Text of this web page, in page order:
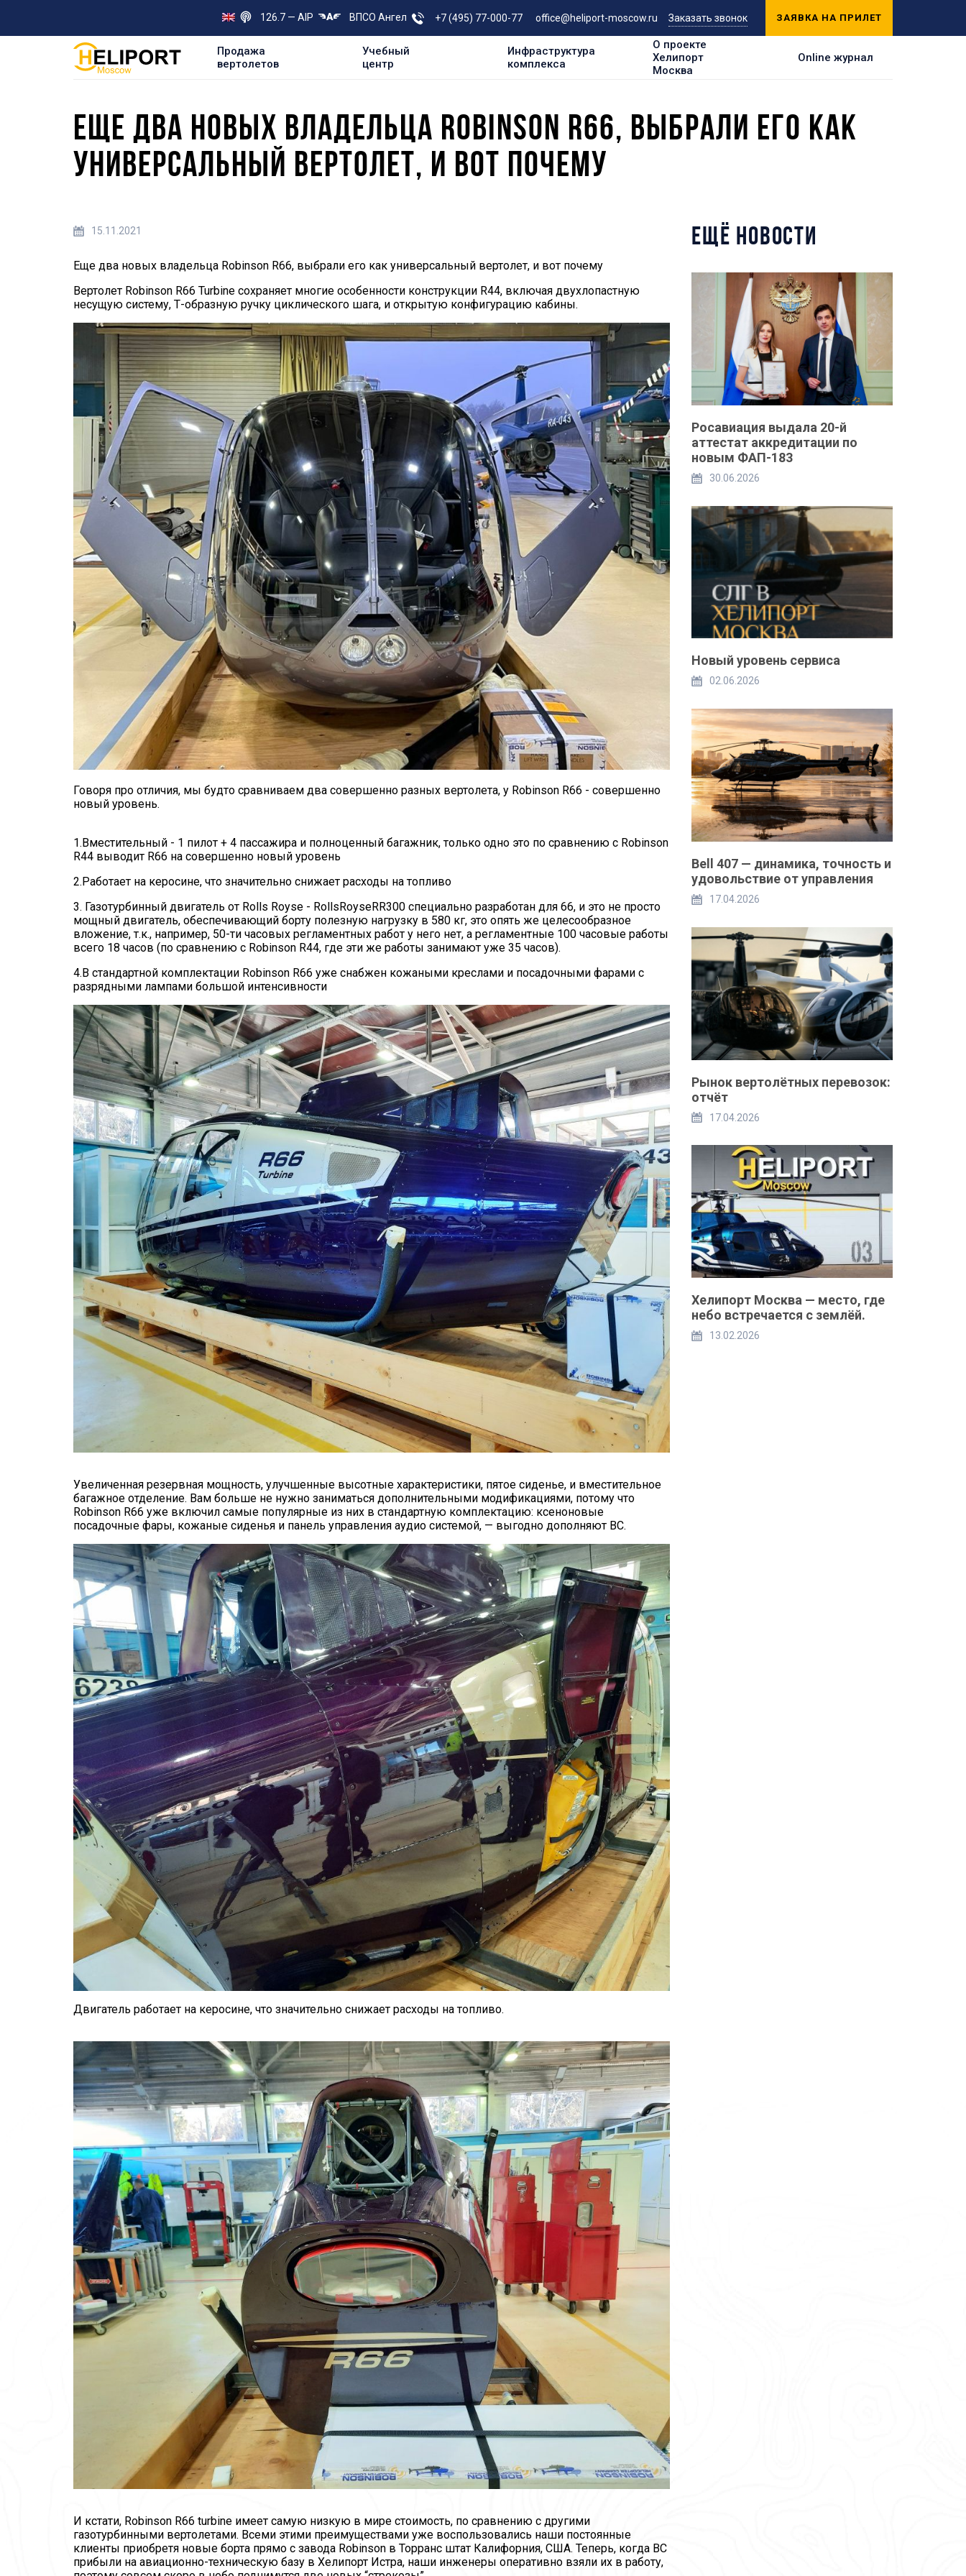
126.7 — AIP ВПСО Ангел +7 (495) 77-000-77 office@heliport-moscow.ru Заказать звонок ЗАЯВКА НА ПРИЛЕТ
Продажа
вертолетов
Учебный
центр
Инфраструктура
комплекса
О проекте
Хелипорт
Москва
Online журнал
ЕЩЕ ДВА НОВЫХ ВЛАДЕЛЬЦА ROBINSON R66, ВЫБРАЛИ ЕГО КАК
УНИВЕРСАЛЬНЫЙ ВЕРТОЛЕТ, И ВОТ ПОЧЕМУ
15.11.2021
Еще два новых владельца Robinson R66, выбрали его как универсальный вертолет, и вот почему
Вертолет Robinson R66 Turbine сохраняет многие особенности конструкции R44, включая двухлопастную
несущую систему, Т-образную ручку циклического шага, и открытую конфигурацию кабины.
Говоря про отличия, мы будто сравниваем два совершенно разных вертолета, у Robinson R66 - совершенно
новый уровень.
1.Вместительный - 1 пилот + 4 пассажира и полноценный багажник, только одно это по сравнению с Robinson
R44 выводит R66 на совершенно новый уровень
2.Работает на керосине, что значительно снижает расходы на топливо
3. Газотурбинный двигатель от Rolls Royse - RollsRoyseRR300 специально разработан для 66, и это не просто
мощный двигатель, обеспечивающий борту полезную нагрузку в 580 кг, это опять же целесообразное
вложение, т.к., например, 50-ти часовых регламентных работ у него нет, а регламентные 100 часовые работы
всего 18 часов (по сравнению с Robinson R44, где эти же работы занимают уже 35 часов).
4.В стандартной комплектации Robinson R66 уже снабжен кожаными креслами и посадочными фарами с
разрядными лампами большой интенсивности
Увеличенная резервная мощность, улучшенные высотные характеристики, пятое сиденье, и вместительное
багажное отделение. Вам больше не нужно заниматься дополнительными модификациями, потому что
Robinson R66 уже включил самые популярные из них в стандартную комплектацию: ксеноновые
посадочные фары, кожаные сиденья и панель управления аудио системой, — выгодно дополняют ВС.
Двигатель работает на керосине, что значительно снижает расходы на топливо.
И кстати, Robinson R66 turbine имеет самую низкую в мире стоимость, по сравнению с другими
газотурбинными вертолетами. Всеми этими преимуществами уже воспользовались наши постоянные
клиенты приобретя новые борта прямо с завода Robinson в Торранс штат Калифорния, США. Теперь, когда ВС
прибыли на авиационно-техническую базу в Хелипорт Истра, наши инженеры оперативно взяли их в работу,
ЕЩЁ НОВОСТИ
Росавиация выдала 20-й
аттестат аккредитации по
новым ФАП-183
30.06.2026
Новый уровень сервиса
02.06.2026
Bell 407 — динамика, точность и
удовольствие от управления
17.04.2026
Рынок вертолётных перевозок:
отчёт
17.04.2026
Хелипорт Москва — место, где
небо встречается с землёй.
13.02.2026